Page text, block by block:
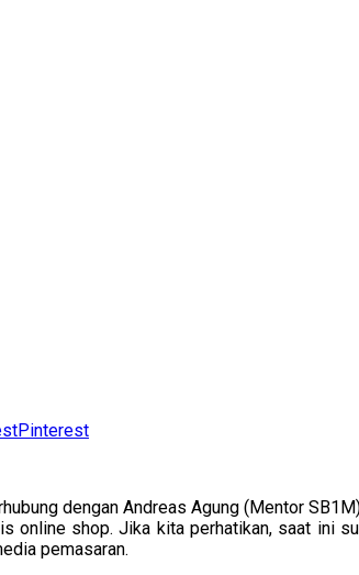
Pinterest
dengan Andreas Agung (Mentor
shop. Jika kita perhatikan, saat ini
pemasaran.